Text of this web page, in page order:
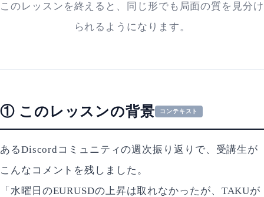
このレッスンを終えると、同じ形でも局面の質を見分け
られるようになります。
① このレッスンの背景 コンテキスト
あるDiscordコミュニティの週次振り返りで、受講生が
こんなコメントを残しました。
「水曜日のEURUSDの上昇は取れなかったが、TAKUが